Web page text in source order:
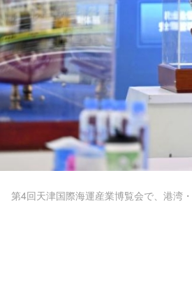
第4回天津国際海運産業博覧会で、港湾